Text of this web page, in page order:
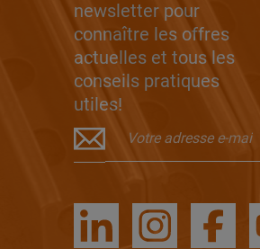
newsletter pour
connaître les offres
actuelles et tous les
conseils pratiques
utiles!